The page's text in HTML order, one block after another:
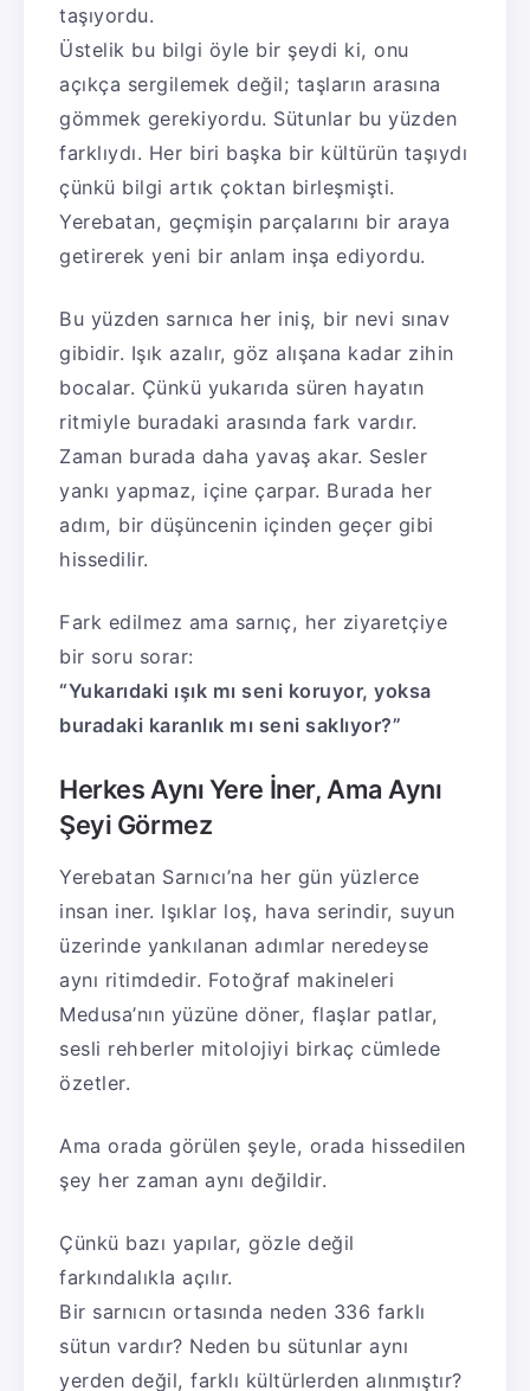
taşıyordu.
Üstelik bu bilgi öyle bir şeydi ki, onu
açıkça sergilemek değil; taşların arasına
gömmek gerekiyordu. Sütunlar bu yüzden
farklıydı. Her biri başka bir kültürün taşıydı
çünkü bilgi artık çoktan birleşmişti.
Yerebatan, geçmişin parçalarını bir araya
getirerek yeni bir anlam inşa ediyordu.
Bu yüzden sarnıca her iniş, bir nevi sınav
gibidir. Işık azalır, göz alışana kadar zihin
bocalar. Çünkü yukarıda süren hayatın
ritmiyle buradaki arasında fark vardır.
Zaman burada daha yavaş akar. Sesler
yankı yapmaz, içine çarpar. Burada her
adım, bir düşüncenin içinden geçer gibi
hissedilir.
Fark edilmez ama sarnıç, her ziyaretçiye
bir soru sorar:
“Yukarıdaki ışık mı seni koruyor, yoksa
buradaki karanlık mı seni saklıyor?”
Herkes Aynı Yere İner, Ama Aynı
Şeyi Görmez
Yerebatan Sarnıcı’na her gün yüzlerce
insan iner. Işıklar loş, hava serindir, suyun
üzerinde yankılanan adımlar neredeyse
aynı ritimdedir. Fotoğraf makineleri
Medusa’nın yüzüne döner, flaşlar patlar,
sesli rehberler mitolojiyi birkaç cümlede
özetler.
Ama orada görülen şeyle, orada hissedilen
şey her zaman aynı değildir.
Çünkü bazı yapılar, gözle değil
farkındalıkla açılır.
Bir sarnıcın ortasında neden 336 farklı
sütun vardır? Neden bu sütunlar aynı
yerden değil, farklı kültürlerden alınmıştır?